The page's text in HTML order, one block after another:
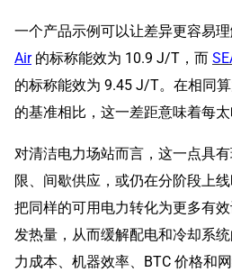
一个产品示例可以让差异更容易理
Air的标称能效为 10.9 J/T，而
的标称能效为 9.45 J/T。在相同
的基准相比，这一差距意味着每太
对清洁电力场站而言，这一点具
限、间歇供应，或仍在分阶段上
把同样的可用电力转化为更多有
发热量，从而缓解配电和冷却系
力成本、机器效率、BTC 价格和